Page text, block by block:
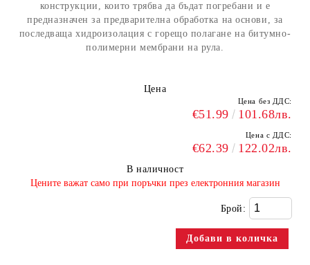
конструкции, които трябва да бъдат погребани и е
предназначен за предварителна обработка на основи, за
последваща хидроизолация с горещо полагане на битумно-
полимерни мембрани на рула.
Цена
Цена без ДДС:
€51.99 101.68лв.
Цена с ДДС:
€62.39 122.02лв.
В наличност
​Цените важат само при поръчки през електронния магазин
Брой: